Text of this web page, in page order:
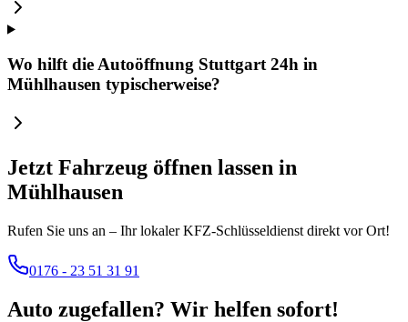
Wo hilft die Autoöffnung Stuttgart 24h in
Mühlhausen typischerweise?
Jetzt Fahrzeug öffnen lassen in
Mühlhausen
Rufen Sie uns an – Ihr lokaler KFZ-Schlüsseldienst direkt vor Ort!
0176 - 23 51 31 91
Auto zugefallen? Wir helfen sofort!